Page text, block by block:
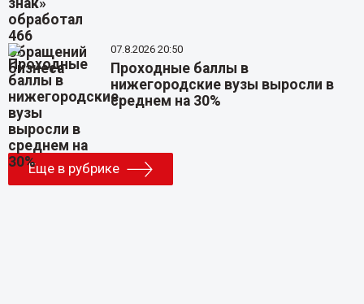
07.8.2026 20:50
Проходные баллы в
нижегородские вузы выросли в
среднем на 30%
Еще в рубрике